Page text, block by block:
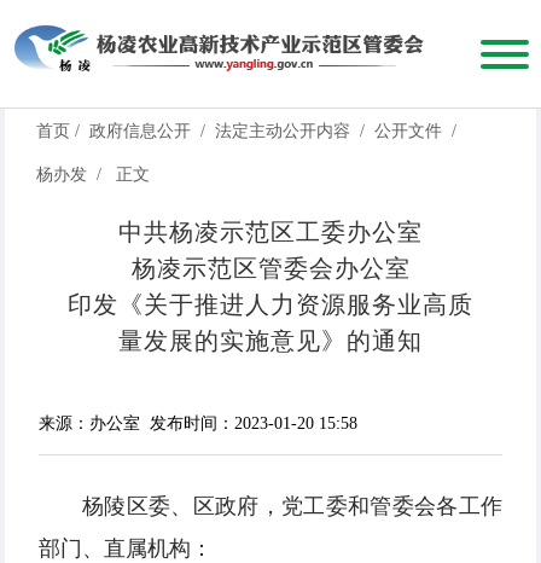
首页 / 政府信息公开 / 法定主动公开内容 / 公开文件 /
杨办发 / 正文
中共杨凌示范区工委办公室
杨凌示范区管委会办公室
印发《关于推进人力资源服务业高质
量发展的实施意见》的通知
来源：办公室 发布时间：2023-01-20 15:58
杨陵区委、区政府，党工委和管委会各工作
部门、直属机构：